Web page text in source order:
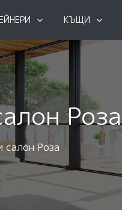
КЪЩИ
Роза
салон Роза